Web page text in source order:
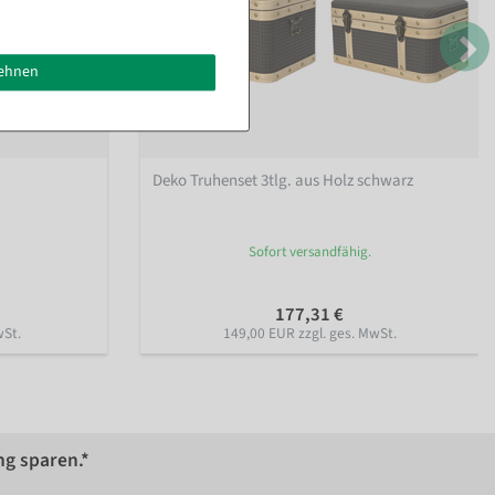
Deko Truhenset 3tlg. aus Holz schwarz
Sofort versandfähig.
177,31 €
149,00 EUR zzgl. ges. MwSt.
sparen.*